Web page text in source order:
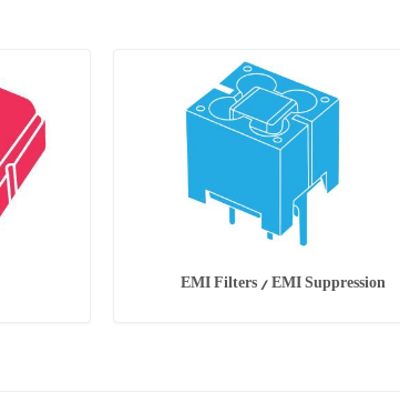
EMI Filters / EMI Suppression